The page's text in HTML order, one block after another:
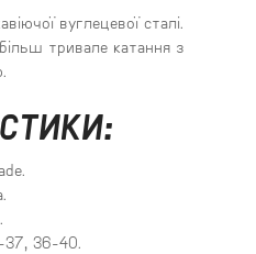
вуглецевої сталі.
тривале катання з
37, 36-40.